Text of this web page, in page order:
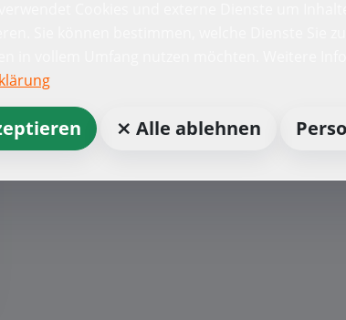
Sie können bestimmen, welche Dienste Sie
⨯ Alle ablehnen